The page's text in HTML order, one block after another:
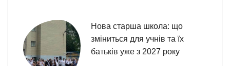
Нова старша школа: що
зміниться для учнів та їх
батьків уже з 2027 року